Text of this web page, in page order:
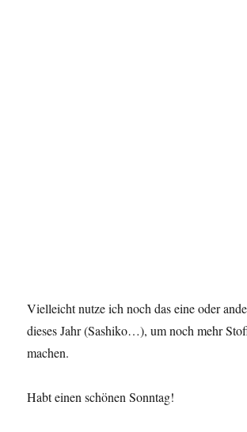
Vielleicht nutze ich noch das eine oder
dieses Jahr (Sashiko…), um noch mehr
machen.
Habt einen schönen Sonntag!